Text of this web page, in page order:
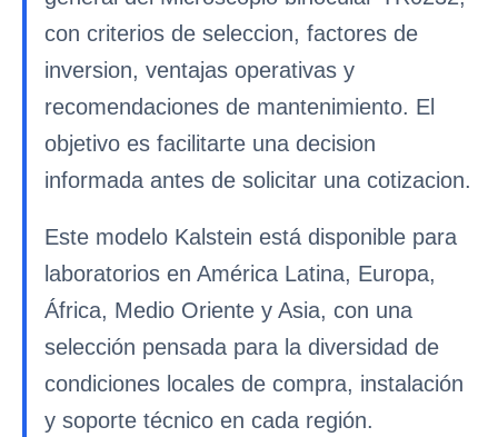
con criterios de seleccion, factores de
inversion, ventajas operativas y
recomendaciones de mantenimiento. El
objetivo es facilitarte una decision
informada antes de solicitar una cotizacion.
Este modelo Kalstein está disponible para
laboratorios en América Latina, Europa,
África, Medio Oriente y Asia, con una
selección pensada para la diversidad de
condiciones locales de compra, instalación
y soporte técnico en cada región.